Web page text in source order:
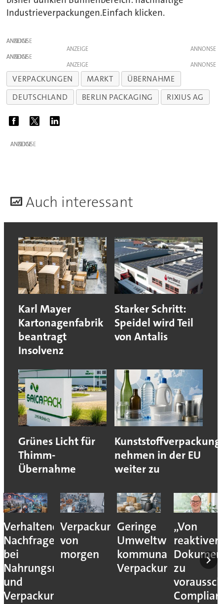
Industrieverpackungen.Einfach klicken.
ANZEIGE
ANZEIGE
ANZEIGE
ANZEIGE
VERPACKUNGEN MARKT
ÜBERNAHME
DEUTSCHLAND
BERLIN PACKAGING RIXIUS AG
ANZEIGE
Auch interessant
Karl Mayer
Kartonagenfabrik
beantragt
Insolvenz
Starker Schritt:
Speidel wird Teil
von Antalis
Grünes Licht für
Thimm-
Übernahme
nehmen in der EU
weiter zu
Verhaltene
Nachfrage
bei
Nahrungsmittel-
und
Verpackungsmaschinen
Verpackungslogistik
von
morgen
Geringe
Umweltwirkung
kommunaler
Verpackungssteuern
„Von
reaktiver
zu